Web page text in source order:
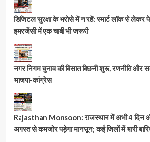
डिजिटल सुरक्षा के भरोसे में न रहें: स्मार्ट लॉक से
इमरजेंसी में एक चाबी भी जरूरी
नगर निगम चुनाव की बिसात बिछनी शुरू, रणनीति और
भाजपा-कांग्रेस
Rajasthan Monsoon: राजस्थान में अभी 4 दिन
अगस्त से कमजोर पड़ेगा मानसून; कई जिलों में भारी